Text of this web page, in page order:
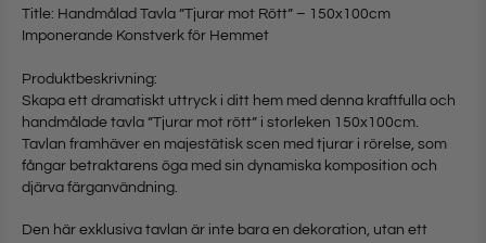
Title: Handmålad Tavla ”Tjurar mot Rött” – 150x100cm
Imponerande Konstverk för Hemmet
Produktbeskrivning:
Skapa ett dramatiskt uttryck i ditt hem med denna kraftfulla och
handmålade tavla ”Tjurar mot rött” i storleken 150x100cm.
Tavlan framhäver en majestätisk scen med tjurar i rörelse, som
fångar betraktarens öga med sin dynamiska komposition och
djärva färganvändning.
Den här exklusiva tavlan är inte bara en dekoration, utan ett